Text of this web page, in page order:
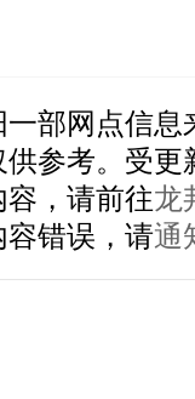
一部网点信息
参考。受更
容，请前往龙
错误，请通